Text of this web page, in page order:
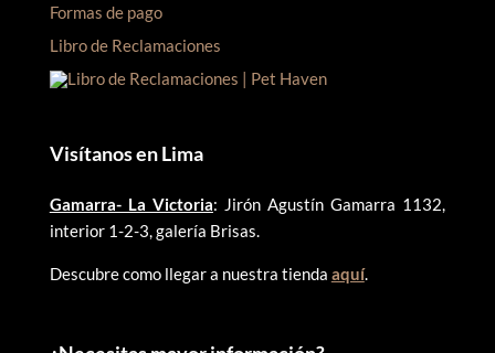
Formas de pago
Libro de Reclamaciones
Visítanos en Lima
Gamarra- La Victoria: Jirón Agustín Gamarra 1132,
interior 1-2-3, galería Brisas.
Descubre como llegar a nuestra tienda aquí.